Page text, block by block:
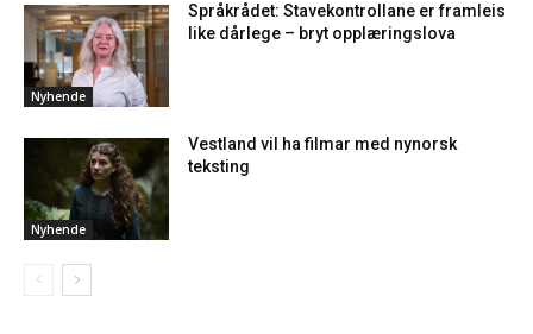
Nyhende
Språkrådet: Stavekontrollane er framleis
like dårlege – bryt opplæringslova
Nyhende
Vestland vil ha filmar med nynorsk
teksting